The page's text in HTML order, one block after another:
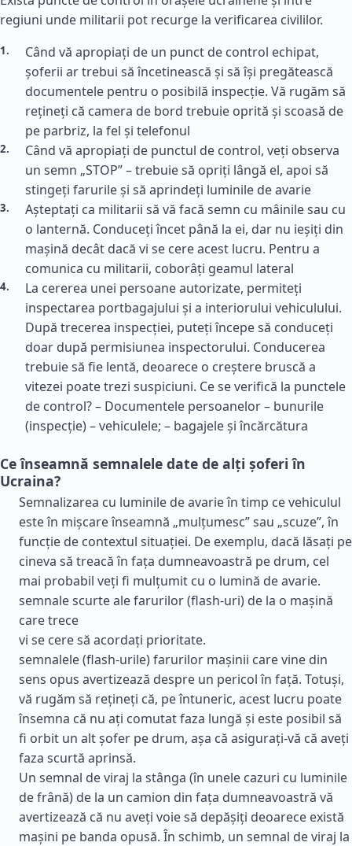
regiuni unde militarii pot recurge la verificarea civililor.
Când vă apropiați de un punct de control echipat,
șoferii ar trebui să încetinească și să își pregătească
documentele pentru o posibilă inspecție. Vă rugăm să
rețineți că camera de bord trebuie oprită și scoasă de
pe parbriz, la fel și telefonul
Când vă apropiați de punctul de control, veți observa
un semn „STOP” – trebuie să opriți lângă el, apoi să
stingeți farurile și să aprindeți luminile de avarie
Așteptați ca militarii să vă facă semn cu mâinile sau cu
o lanternă. Conduceți încet până la ei, dar nu ieșiți din
mașină decât dacă vi se cere acest lucru. Pentru a
comunica cu militarii, coborâți geamul lateral
La cererea unei persoane autorizate, permiteți
inspectarea portbagajului și a interiorului vehiculului.
După trecerea inspecției, puteți începe să conduceți
doar după permisiunea inspectorului. Conducerea
trebuie să fie lentă, deoarece o creștere bruscă a
vitezei poate trezi suspiciuni. Ce se verifică la punctele
de control? – Documentele persoanelor – bunurile
(inspecție) – vehiculele; – bagajele și încărcătura
Ce înseamnă semnalele date de alți șoferi în
Ucraina?
Semnalizarea cu luminile de avarie în timp ce vehiculul
este în mișcare înseamnă „mulțumesc” sau „scuze”, în
funcție de contextul situației. De exemplu, dacă lăsați pe
cineva să treacă în fața dumneavoastră pe drum, cel
mai probabil veți fi mulțumit cu o lumină de avarie.
semnale scurte ale farurilor (flash-uri) de la o mașină
care trece
vi se cere să acordați prioritate.
semnalele (flash-urile) farurilor mașinii care vine din
sens opus avertizează despre un pericol în față. Totuși,
vă rugăm să rețineți că, pe întuneric, acest lucru poate
însemna că nu ați comutat faza lungă și este posibil să
fi orbit un alt șofer pe drum, așa că asigurați-vă că aveți
faza scurtă aprinsă.
Un semnal de viraj la stânga (în unele cazuri cu luminile
de frână) de la un camion din fața dumneavoastră vă
avertizează că nu aveți voie să depășiți deoarece există
mașini pe banda opusă. În schimb, un semnal de viraj la